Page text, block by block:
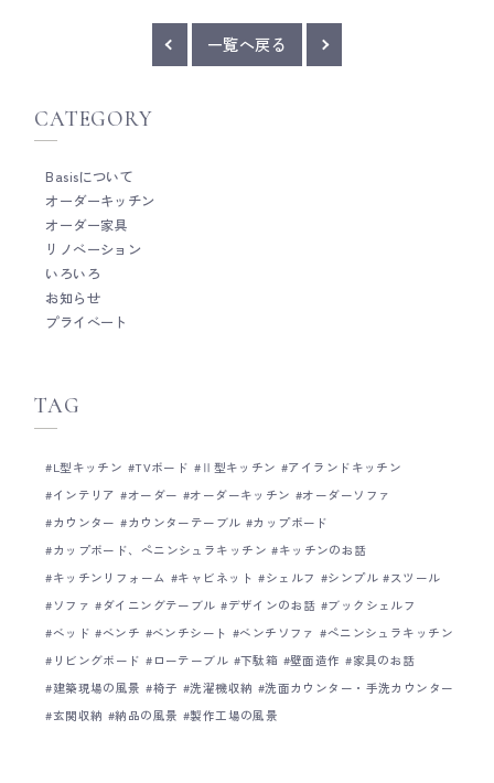
ープンに。 壁付けなら気にならず、通気にもな
るので意外とおすすめです。 廣田 __ Basis
は、木工家具職人による細やかな手仕事を大切
ン全体の雰囲気だけではなく、家具のように細
かい部分までとことんこだわって作ることがと
ても得意です。 オーダーキッチンをご検討の際
は、ぜひお気軽にご相談ください。 Basisのキ
ッチンづくりについて Basisの製作事例につい
て Basisのショールームについて
一覧へ戻る
CATEGORY
Basisについて
オーダーキッチン
オーダー家具
リノベーション
いろいろ
お知らせ
プライベート
TAG
L型キッチン TVボード Ⅱ型キッチン
アイランドキッチン
インテリア
オーダー オーダーキッチン
オーダーソファ
カウンター
カウンターテーブル
カップボード
カップボード、ペニンシュラキッチン
キッチンのお話
キッチンリフォーム
キャビネット シェルフ シンプル
スツール
ソファ
ダイニングテーブル デザインのお話
ブックシェルフ
ベッド
ベンチ ベンチシート ベンチソファ
ペニンシュラキッチン
リビングボード
ローテーブル 下駄箱 壁面造作
家具のお話
建築現場の風景
椅子 洗濯機収納
洗面カウンター・手洗カウンター
玄関収納
納品の風景 製作工場の風景